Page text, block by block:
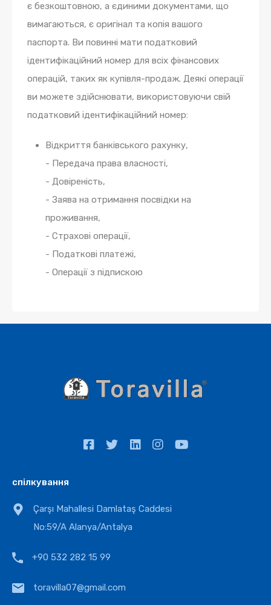
є безкоштовною, а єдиними документами, що
вимагаються, є оригінал та копія вашого
паспорта. Ви повинні мати податковий
ідентифікаційний номер для всіх фінансових
операцій, таких як купівля-продаж. Деякі операції
ви можете здійснювати, використовуючи свій
податковий ідентифікаційний номер:
Відкриття банківського рахунку,
- Передача права власності,
- Довіреність,
- Заява на отримання посвідки на
проживання,
- Страхові операції,
- Податкові платежі,
- Операції з підпискою
спілкування
Çarşı Mahallesi Damlataş Caddesi
No:59/A Alanya/Antalya
+90 532 282 15 99
toravilla07@gmail.com